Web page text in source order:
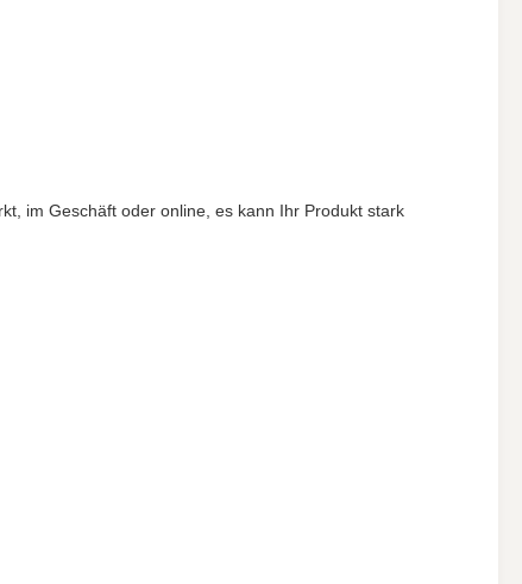
im Geschäft oder online, es kann Ihr Produkt stark